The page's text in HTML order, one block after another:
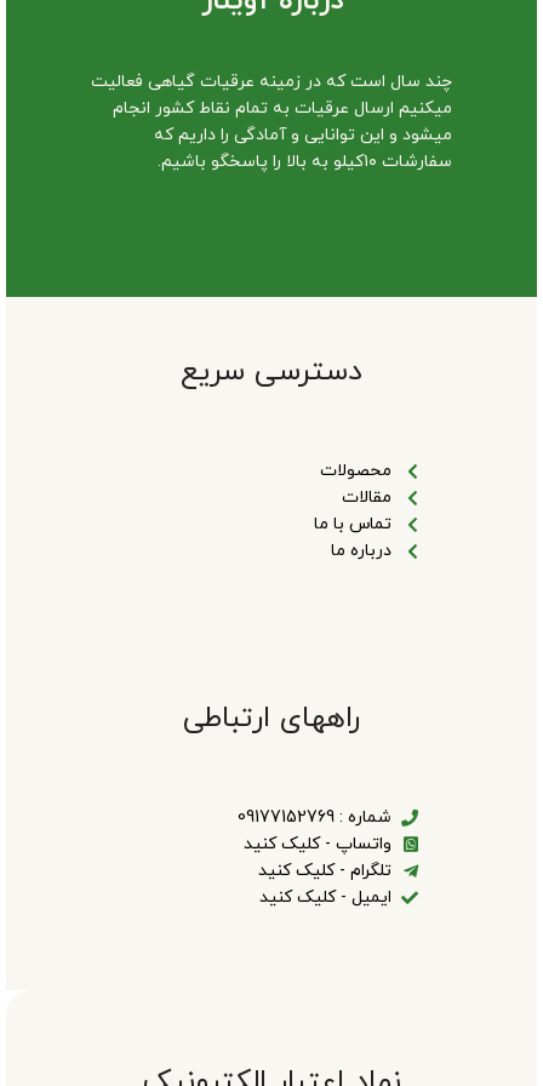
چند سال است که در زمینه عرقیات گیاهی فعالیت
میکنیم ارسال عرقیات به تمام نقاط کشور انجام
میشود و این توانایی و آمادگی را داریم که
سفارشات ۱۰کیلو به بالا را پاسخگو باشیم.
دسترسی سریع
محصولات
مقالات
تماس با ما
درباره ما
راههای ارتباطی
شماره : 09177152769
واتساپ - کلیک کنید
تلگرام - کلیک کنید
ایمیل - کلیک کنید